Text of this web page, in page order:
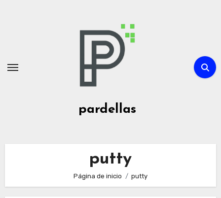
pardellas
putty
Página de inicio putty